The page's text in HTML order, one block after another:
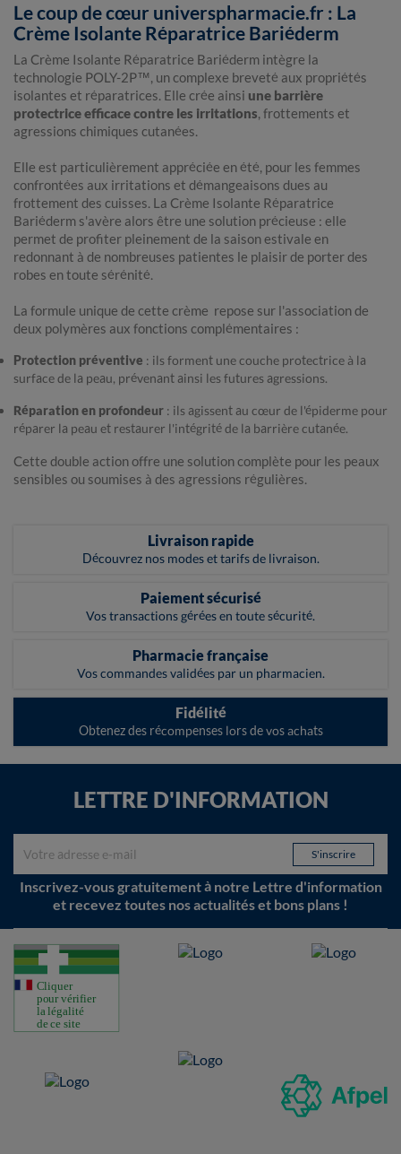
Le coup de cœur universpharmacie.fr : La
Crème Isolante Réparatrice Bariéderm
La Crème Isolante Réparatrice Bariéderm intègre la
technologie POLY-2P™, un complexe breveté aux propriétés
isolantes et réparatrices. Elle crée ainsi une barrière
protectrice efficace contre les irritations, frottements et
agressions chimiques cutanées.
Elle est particulièrement appréciée en été, pour les femmes
confrontées aux irritations et démangeaisons dues au
frottement des cuisses. La Crème Isolante Réparatrice
Bariéderm s'avère alors être une solution précieuse : elle
permet de profiter pleinement de la saison estivale en
redonnant à de nombreuses patientes le plaisir de porter des
robes en toute sérénité.
La formule unique de cette crème repose sur l'association de
deux polymères aux fonctions complémentaires :
Protection préventive : ils forment une couche protectrice à la
surface de la peau, prévenant ainsi les futures agressions.
Réparation en profondeur : ils agissent au cœur de l'épiderme pour
réparer la peau et restaurer l'intégrité de la barrière cutanée.
Cette double action offre une solution complète pour les peaux
sensibles ou soumises à des agressions régulières.
Livraison rapide
Découvrez nos modes et tarifs de livraison.
Paiement sécurisé
Vos transactions gérées en toute sécurité.
Pharmacie française
Vos commandes validées par un pharmacien.
Fidélité
Obtenez des récompenses lors de vos achats
LETTRE D'INFORMATION
Inscrivez-vous gratuitement à notre Lettre d'information
et recevez toutes nos actualités et bons plans !